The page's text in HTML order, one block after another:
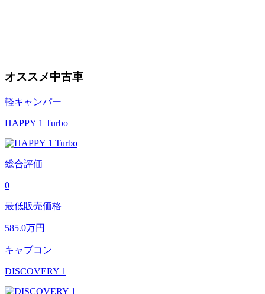
オススメ中古車
軽キャンパー
HAPPY 1 Turbo
総合評価
0
最低販売価格
585.0万円
キャブコン
DISCOVERY 1